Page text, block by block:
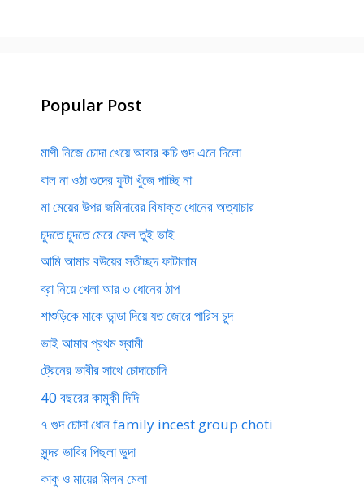
Popular Post
মাগী নিজে চোদা খেয়ে আবার কচি গুদ এনে দিলো
বাল না ওঠা গুদের ফুটা খুঁজে পাচ্ছি না
মা মেয়ের উপর জমিদারের বিষাক্ত ধোনের অত্যাচার
চুদতে চুদতে মেরে ফেল তুই ভাই
আমি আমার বউয়ের সতীচ্ছদ ফাটালাম
ব্রা নিয়ে খেলা আর ৩ ধোনের ঠাপ
শাশুড়িকে মাকে ডান্ডা দিয়ে যত জোরে পারিস চুদ
ভাই আমার প্রথম স্বামী
ট্রেনের ভাবীর সাথে চোদাচোদি
40 বছরের কামুকী দিদি
৭ গুদ চোদা ধোন family incest group choti
সুন্দর ভাবির পিছলা ভুদা
কাকু ও মায়ের মিলন মেলা